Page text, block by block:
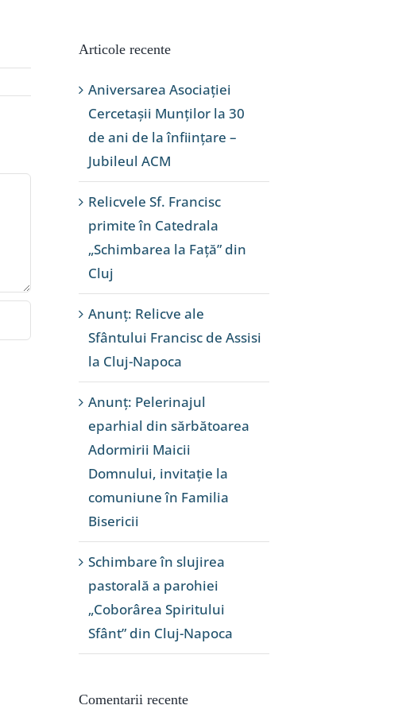
Articole recente
Aniversarea Asociației
Cercetașii Munților la 30
de ani de la înființare –
Jubileul ACM
Relicvele Sf. Francisc
primite în Catedrala
„Schimbarea la Față” din
Cluj
Anunț: Relicve ale
Sfântului Francisc de Assisi
la Cluj-Napoca
Anunț: Pelerinajul
eparhial din sărbătoarea
Adormirii Maicii
Domnului, invitație la
comuniune în Familia
Bisericii
Schimbare în slujirea
pastorală a parohiei
„Coborârea Spiritului
Sfânt” din Cluj-Napoca
Comentarii recente